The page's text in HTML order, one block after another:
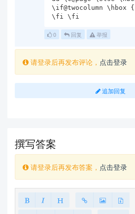
\if@twocolumn \hbox
\fi \fi
0 回复 举报
请登录后再发布评论， 点击登录
追加回复
撰写答案
请登录后再发布答案， 点击登录